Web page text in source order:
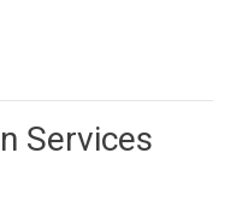
Services